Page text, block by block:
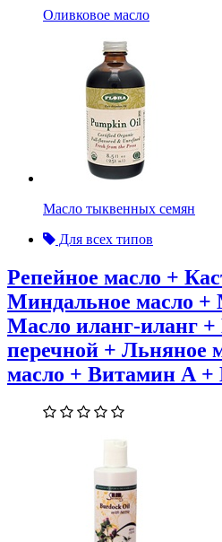
Оливковое масло
Масло тыквенных семян
Для всех типов
Репейное масло +
Миндальное масло +
Масло иланг-иланг
перечной + Льняное
масло + Витамин А